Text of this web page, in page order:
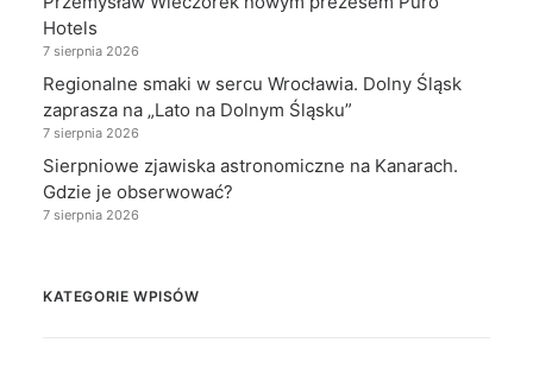
Hotels
7 sierpnia 2026
Regionalne smaki w sercu Wrocławia. Dolny Śląsk
zaprasza na „Lato na Dolnym Śląsku”
7 sierpnia 2026
Sierpniowe zjawiska astronomiczne na Kanarach.
Gdzie je obserwować?
7 sierpnia 2026
KATEGORIE WPISÓW